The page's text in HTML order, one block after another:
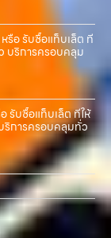
รือ รับซื้อแท็บเล็ต ที่
บริการครอบคลุม
รับซื้อแท็บเล็ต ที่ให้
ริการครอบคลุมทั่ว